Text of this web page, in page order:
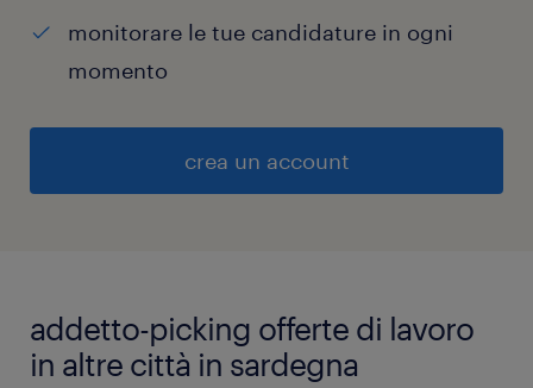
monitorare le tue candidature in ogni
momento
crea un account
addetto-picking offerte di lavoro
in altre città in sardegna